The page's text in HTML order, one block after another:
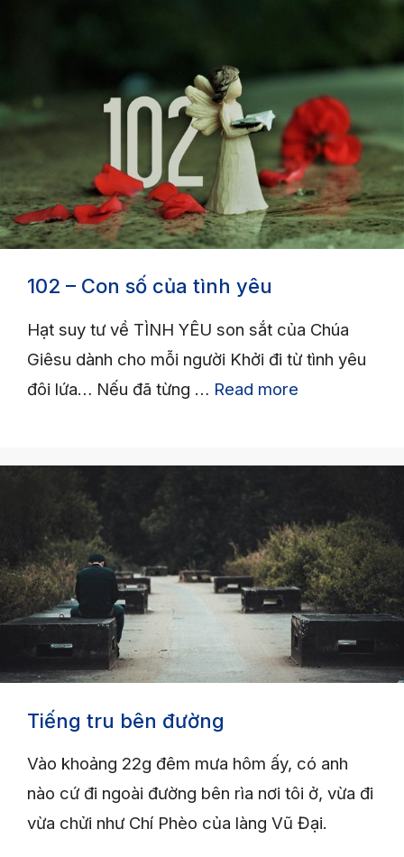
102 – Con số của tình yêu
Hạt suy tư về TÌNH YÊU son sắt của Chúa
Giêsu dành cho mỗi người Khởi đi từ tình yêu
đôi lứa… Nếu đã từng … Read more
Tiếng tru bên đường
Vào khoảng 22g đêm mưa hôm ấy, có anh
nào cứ đi ngoài đường bên rìa nơi tôi ở, vừa đi
vừa chửi như Chí Phèo của làng Vũ Đại.